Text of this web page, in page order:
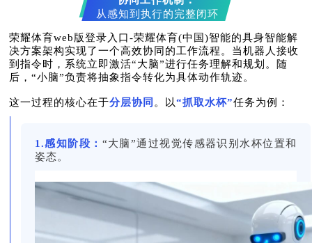
从感知到执行的完整闭环
荣耀体育web版登录入口-荣耀体育(中国)智能的具身智能解
决方案架构实现了一个高效协同的工作流程。当机器人接收
到指令时，系统立即激活“大脑”进行任务理解和规划。随
后，“小脑”负责将抽象指令转化为具体动作轨迹。
这一过程的核心在于分层协同 。以“抓取水杯”任务为例：
1.感知阶段： “大脑”通过视觉传感器识别水杯位置和
姿态。